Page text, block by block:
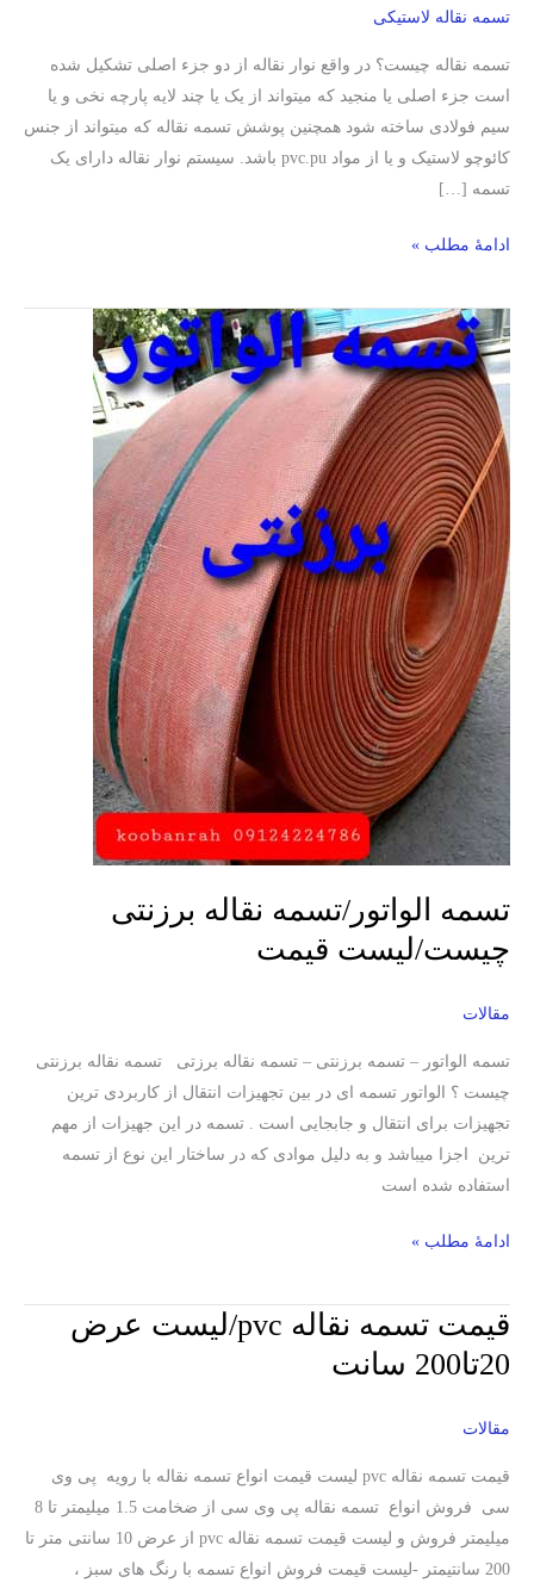
تسمه‌ نقاله لاستیکی
تسمه نقاله چیست؟ در واقع نوار نقاله از دو جزء اصلی تشکیل شده
است جزء اصلی یا منجید که میتواند از یک یا چند لایه پارچه نخی و یا
سیم فولادی ساخته شود همچنین پوشش تسمه نقاله که میتواند از جنس
کائوچو لاستیک و یا از مواد pvc.pu باشد. سیستم نوار نقاله دارای یک
تسمه […]
ادامۀ مطلب »
تسمه الواتور/تسمه نقاله برزنتی
چیست/لیست قیمت
مقالات
تسمه الواتور – تسمه برزنتی – تسمه نقاله برزتی تسمه نقاله برزنتی
چیست ؟ الواتور تسمه ای در بین تجهیزات انتقال از کاربردی ترین
تجهیزات برای انتقال و جابجایی است . تسمه در این جهیزات از مهم
ترین اجزا میباشد و به دلیل موادی که در ساختار این نوع از تسمه
استفاده شده است
تسمه
الواتور/
تسمه
نقاله
برزنتی
چیست/
لیست
قیمت
ادامۀ مطلب »
قیمت تسمه نقاله pvc/لیست عرض
20تا200 سانت
مقالات
قیمت تسمه نقاله pvc لیست قیمت انواع تسمه نقاله با رویه پی وی
سی فروش انواع تسمه نقاله پی وی سی از ضخامت 1.5 میلیمتر تا 8
میلیمتر فروش و لیست قیمت تسمه نقاله pvc از عرض 10 سانتی متر تا
200 سانتیمتر -لیست قیمت فروش انواع تسمه با رنگ های سبز ،
قیمت
عرض
20تا200
سانت